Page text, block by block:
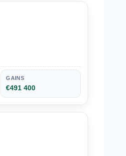
GAINS
€491 400